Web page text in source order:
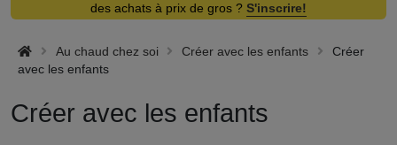
des achats à prix de gros ? S'inscrire!
Au chaud chez soi Créer avec les enfants
Créer
avec les enfants
Créer avec les enfants